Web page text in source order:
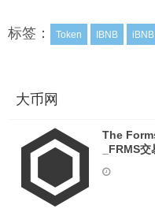
标签： Token IBNB iBNB
大币网
The
_FRMS